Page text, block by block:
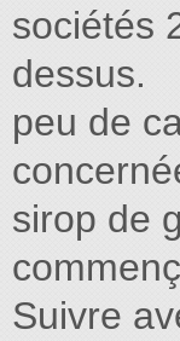
sociétés
dessus.
peu de
sirop de
Suivre